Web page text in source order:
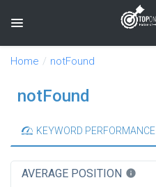
Toggle navigation
Home notFound
notFound
KEYWORD PERFORMANCE
AVERAGE POSITION info